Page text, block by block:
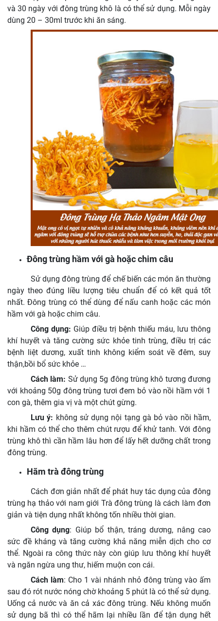
và 30 ngày với đông trùng khô là có thể sử dụng. Mỗi ngày
dùng 20 – 30ml trước khi ăn sáng.
Đông trùng hầm với gà hoặc chim câu
Sử dụng đông trùng để chế biến các món ăn thường
ngày theo đúng liều lượng tiêu chuẩn để có kết quả tốt
nhất. Đông trùng có thể dùng để nấu canh hoặc các món
hầm với gà hoặc chim câu.
Công dụng: Giúp điều trị bệnh thiếu máu, lưu thông
khí huyết và tăng cường sức khỏe tinh trùng, điều trị các
bệnh liệt dương, xuất tinh không kiểm soát về đêm, suy
thận,bồi bổ sức khỏe …
Cách làm: Sử dụng 5g đông trùng khô tương đương
với khoảng 50g đông trùng tươi đem bỏ vào nồi hầm với 1
con gà, thêm gia vị và một chút gừng.
Lưu ý: không sử dụng nội tạng gà bỏ vào nồi hầm,
khi hầm có thể cho thêm chút rượu để khử tanh. Với đông
trùng khô thì cần hầm lâu hơn để lấy hết dưỡng chất trong
đông trùng.
Hãm trà đông trùng
Cách đơn giản nhất để phát huy tác dụng của đông
trùng hạ thảo với nam giới Trà đông trùng là cách làm đơn
giản và tiện dụng nhất không tốn nhiều thời gian.
Công dụng: Giúp bổ thận, tráng dương, nâng cao
sức đề kháng và tăng cường khả năng miễn dịch cho cơ
thể. Ngoài ra công thức này còn giúp lưu thông khí huyết
và ngăn ngừa ung thư, hiếm muộn con cái.
Cách làm: Cho 1 vài nhánh nhỏ đông trùng vào ấm
sau đó rót nước nóng chờ khoảng 5 phút là có thể sử dụng.
Uống cả nước và ăn cả xác đông trùng. Nếu không muốn
sử dụng bã thì có thể hãm lại nhiều lần để tận dụng hết